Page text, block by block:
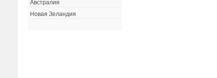
Австралия
Новая Зеландия